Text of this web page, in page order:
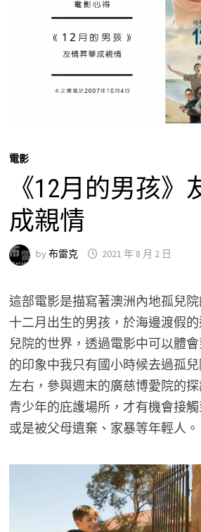
電影
《12月的男孩》
成親情
by 布雷克 2021 年 8 月 2 日
這部電影是描寫著澳洲內地孤兒
十二月出生的男孩，於海邊渡假
兒院的世界，透過電影中可以體
的印象中我只有國小時候去過孤
左右，參與週末的廣慈博愛院的
青少年的庇護場所，才有機會接
或是被父母遺棄、家暴等年輕人。